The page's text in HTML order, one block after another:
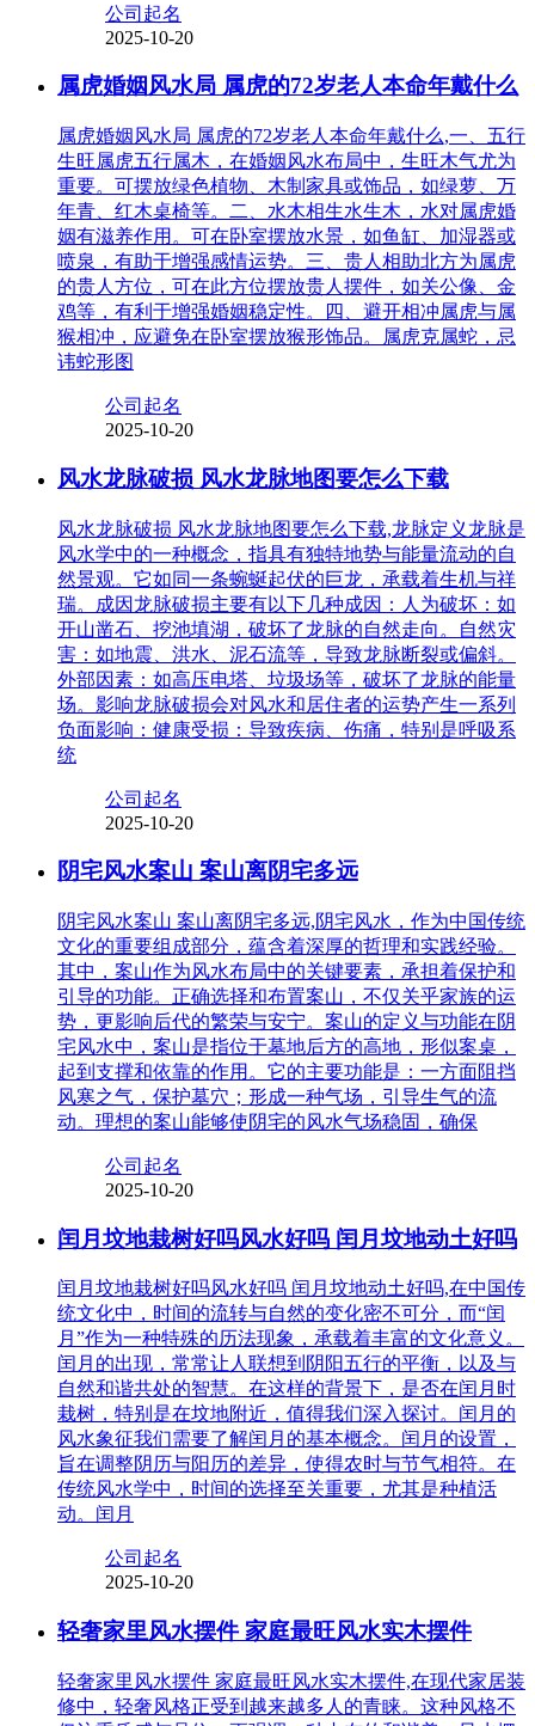
公司起名
2025-10-20
属虎婚姻风水局 属虎的72岁老人本命年戴什么
属虎婚姻风水局 属虎的72岁老人本命年戴什么,一、五行
生旺属虎五行属木，在婚姻风水布局中，生旺木气尤为
重要。可摆放绿色植物、木制家具或饰品，如绿萝、万
年青、红木桌椅等。二、水木相生水生木，水对属虎婚
姻有滋养作用。可在卧室摆放水景，如鱼缸、加湿器或
喷泉，有助于增强感情运势。三、贵人相助北方为属虎
的贵人方位，可在此方位摆放贵人摆件，如关公像、金
鸡等，有利于增强婚姻稳定性。四、避开相冲属虎与属
猴相冲，应避免在卧室摆放猴形饰品。属虎克属蛇，忌
讳蛇形图
公司起名
2025-10-20
风水龙脉破损 风水龙脉地图要怎么下载
风水龙脉破损 风水龙脉地图要怎么下载,龙脉定义龙脉是
风水学中的一种概念，指具有独特地势与能量流动的自
然景观。它如同一条蜿蜒起伏的巨龙，承载着生机与祥
瑞。成因龙脉破损主要有以下几种成因：人为破坏：如
开山凿石、挖池填湖，破坏了龙脉的自然走向。自然灾
害：如地震、洪水、泥石流等，导致龙脉断裂或偏斜。
外部因素：如高压电塔、垃圾场等，破坏了龙脉的能量
场。影响龙脉破损会对风水和居住者的运势产生一系列
负面影响：健康受损：导致疾病、伤痛，特别是呼吸系
统
公司起名
2025-10-20
阴宅风水案山 案山离阴宅多远
阴宅风水案山 案山离阴宅多远,阴宅风水，作为中国传统
文化的重要组成部分，蕴含着深厚的哲理和实践经验。
其中，案山作为风水布局中的关键要素，承担着保护和
引导的功能。正确选择和布置案山，不仅关乎家族的运
势，更影响后代的繁荣与安宁。案山的定义与功能在阴
宅风水中，案山是指位于墓地后方的高地，形似案桌，
起到支撑和依靠的作用。它的主要功能是：一方面阻挡
风寒之气，保护墓穴；形成一种气场，引导生气的流
动。理想的案山能够使阴宅的风水气场稳固，确保
公司起名
2025-10-20
闰月坟地栽树好吗风水好吗 闰月坟地动土好吗
闰月坟地栽树好吗风水好吗 闰月坟地动土好吗,在中国传
统文化中，时间的流转与自然的变化密不可分，而“闰
月”作为一种特殊的历法现象，承载着丰富的文化意义。
闰月的出现，常常让人联想到阴阳五行的平衡，以及与
自然和谐共处的智慧。在这样的背景下，是否在闰月时
栽树，特别是在坟地附近，值得我们深入探讨。闰月的
风水象征我们需要了解闰月的基本概念。闰月的设置，
旨在调整阴历与阳历的差异，使得农时与节气相符。在
传统风水学中，时间的选择至关重要，尤其是种植活
动。闰月
公司起名
2025-10-20
轻奢家里风水摆件 家庭最旺风水实木摆件
轻奢家里风水摆件 家庭最旺风水实木摆件,在现代家居装
修中，轻奢风格正受到越来越多人的青睐。这种风格不